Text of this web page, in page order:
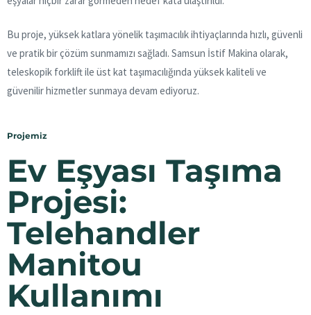
Bu proje, yüksek katlara yönelik taşımacılık ihtiyaçlarında hızlı, güvenli
ve pratik bir çözüm sunmamızı sağladı. Samsun İstif Makina olarak,
teleskopik forklift ile üst kat taşımacılığında yüksek kaliteli ve
güvenilir hizmetler sunmaya devam ediyoruz.
Projemiz
Ev Eşyası Taşıma
Projesi:
Telehandler
Manitou
Kullanımı